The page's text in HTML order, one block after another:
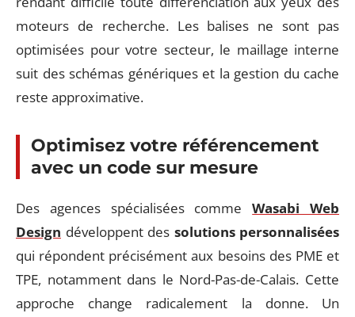
moteurs de recherche. Les balises ne sont pas
optimisées pour votre secteur, le maillage interne
suit des schémas génériques et la gestion du cache
reste approximative.
Optimisez votre référencement
avec un code sur mesure
Des agences spécialisées commeWasabi Web
Design développent des solutions personnalisées
qui répondent précisément aux besoins des PME et
TPE, notamment dans le Nord-Pas-de-Calais. Cette
approche change radicalement la donne. Un